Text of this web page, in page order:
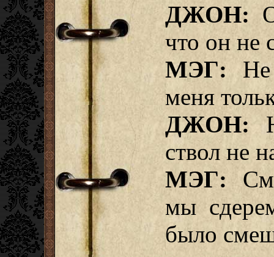
ДЖОН:
что он не
МЭГ: Не
меня
ДЖОН:
ствол не
МЭГ:
мы
было